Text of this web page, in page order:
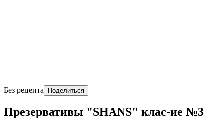
Без рецепта Поделиться
Презервативы "SHANS" клас-ие №3